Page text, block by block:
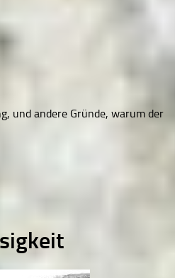
und andere Gründe, warum der